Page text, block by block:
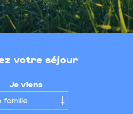
votre séjour
Je viens